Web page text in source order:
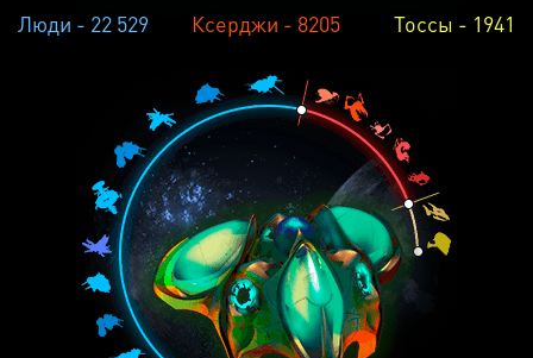
Люди - 22 529 Ксерджи - 8205 Тоссы - 1941